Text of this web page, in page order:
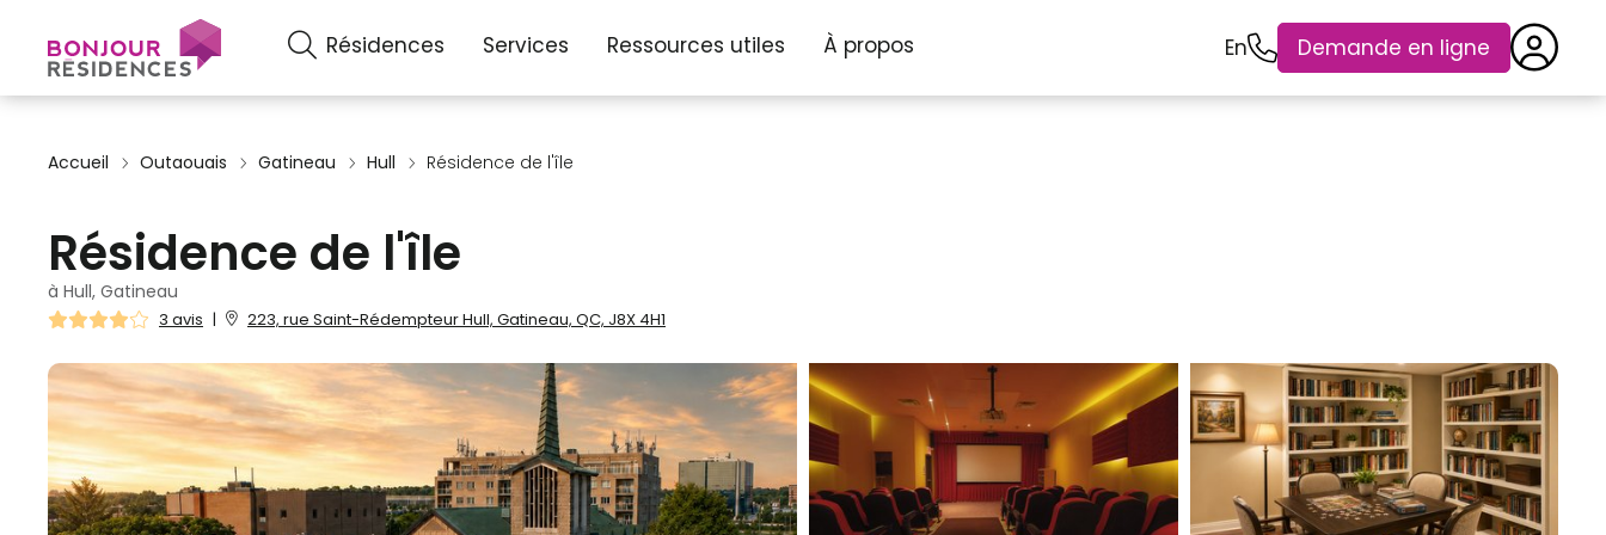
Résidences Services Ressources utiles À propos En Demande en ligne
Accueil Outaouais Gatineau Hull Résidence de l'île
Résidence de l'île
à Hull, Gatineau
3 avis | 223, rue Saint-Rédempteur Hull, Gatineau, QC, J8X 4H1